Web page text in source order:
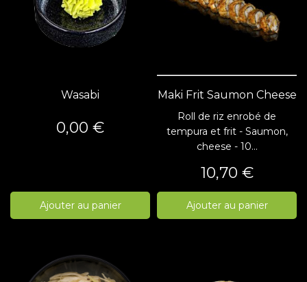
Wasabi
Prix
0,00 €
Ajouter au panier
Maki Frit Saumon Cheese
Roll de riz enrobé de
tempura et frit - Saumon,
cheese - 10...
Prix
10,70 €
Ajouter au panier